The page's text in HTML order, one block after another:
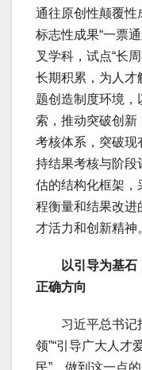
通往原创性颠覆性
标志性成果“一票
叉学科，试点“长
长期积累，为人才
题创造制度环境，
索，推动突破创新
考核体系，突破现
持结果考核与阶段
估的结构化框架，
程衡量和结果改进
才活力和创新精神
以引导为基石
正确方向
习近平总书记指
领”“引导广大人才